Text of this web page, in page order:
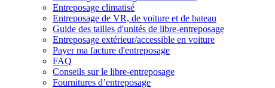
Entreposage climatisé
Entreposage de VR, de voiture et de bateau
Guide des tailles d'unités de libre-entreposage
Entreposage extérieur/accessible en voiture
Payer ma facture d'entreposage
FAQ
Conseils sur le libre-entreposage
Fournitures d’entreposage